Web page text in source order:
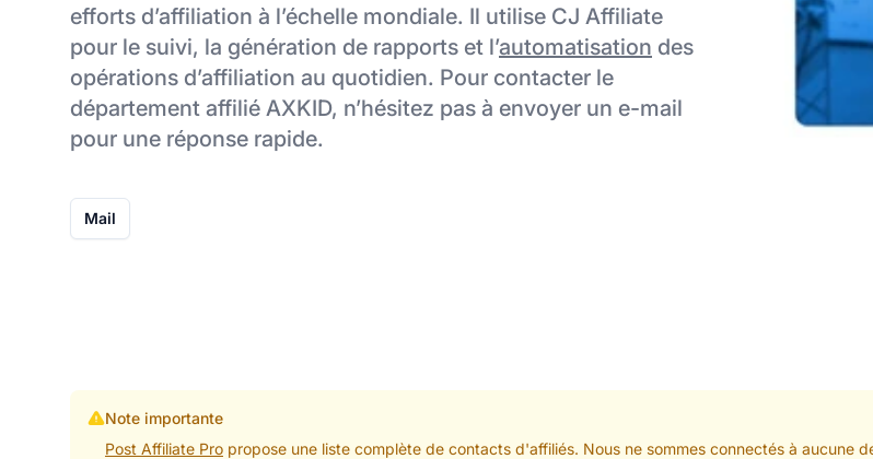
efforts d’affiliation à l’échelle mondiale. Il utilise CJ Affiliate
pour le suivi, la génération de rapports et l’automatisation des
opérations d’affiliation au quotidien. Pour contacter le
département affilié AXKID, n’hésitez pas à envoyer un e-mail
pour une réponse rapide.
Mail
Note importante
Post Affiliate Propropose une liste complète de contacts d'affiliés. Nous ne sommes connectés à aucune